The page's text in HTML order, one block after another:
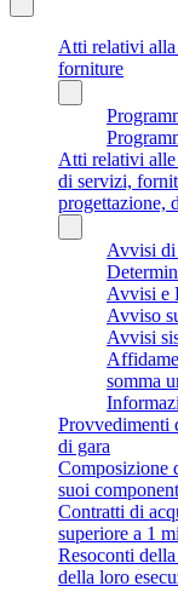
Atti relativi alla
forniture
Atti relativi
di servizi,
progettazione,
Avvisi di
Avvisi e
Avviso
Avvisi
somma
Provvedimenti
di gara
Composizione
suoi
Contratti di
superiore a 1
Resoconti
della loro